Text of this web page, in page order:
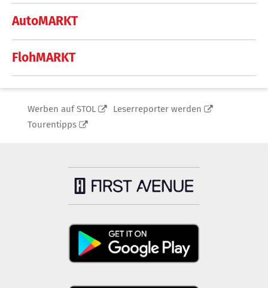
AutoMARKT
FlohMARKT
Werben auf STOL
Leserreporter werden
Tourentipps